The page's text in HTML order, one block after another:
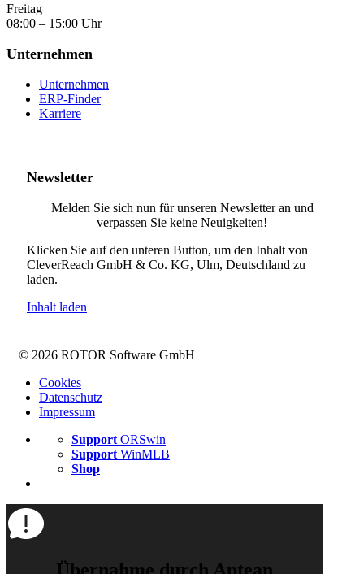
Freitag
08:00 – 15:00 Uhr
Unternehmen
Unternehmen
ERP-Finder
Karriere
Newsletter
Melden Sie sich nun für unseren Newsletter an und
verpassen Sie keine Neuigkeiten!
Klicken Sie auf den unteren Button, um den Inhalt von
CleverReach GmbH & Co. KG, Ulm, Deutschland zu
laden.
Inhalt laden
© 2026 ROTOR Software GmbH
Cookies
Datenschutz
Impressum
Support ORSwin
Support WinMLB
Shop
Übernahme durch Aptean